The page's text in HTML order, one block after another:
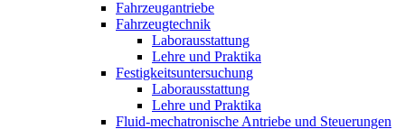
Fahrzeugantriebe
Fahrzeugtechnik
Laborausstattung
Lehre und Praktika
Festigkeitsuntersuchung
Laborausstattung
Lehre und Praktika
Fluid-mechatronische Antriebe und Steuerungen